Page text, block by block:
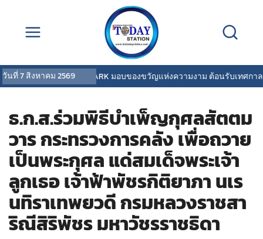
วันที่7 สิงหาคม 2569
COVERMARK มอบของขวัญแห่งความงาม ต้อนรับเทศกาลวันแ
ธ.ก.ส.ร่วมพิธีบำเพ็ญกุศลสัตตม
วาร กระทรวงการคลัง เพื่อถวาย
เป็นพระกุศล แด่สมเด็จพระเจ้า
ลูกเธอ เจ้าฟ้าพัชรกิติยาภา นเร
นทิราเทพยวดี กรมหลวงราชสา
ริณีสิริพัชร มหาวัชรราชธิดา